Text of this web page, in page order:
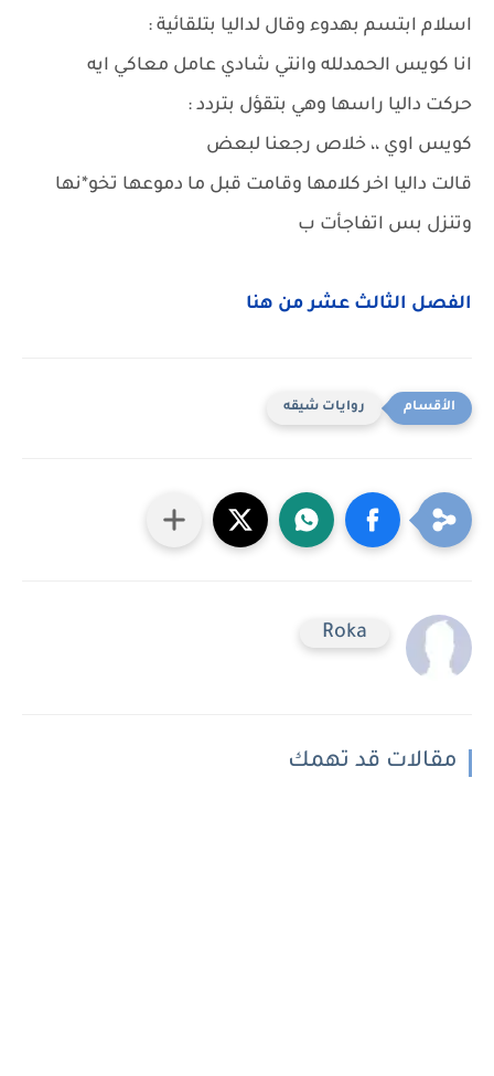
اسلام ابتسم بهدوء وقال لداليا بتلقائية :
انا كويس الحمدلله وانتي شادي عامل معاكي ايه
حركت داليا راسها وهي بتقؤل بتردد :
كويس اوي ،، خلاص رجعنا لبعض
قالت داليا اخر كلامها وقامت قبل ما دموعها تخو*نها
وتنزل بس اتفاجأت ب
الفصل الثالث عشر من هنا
روايات شيقه
Roka
مقالات قد تهمك